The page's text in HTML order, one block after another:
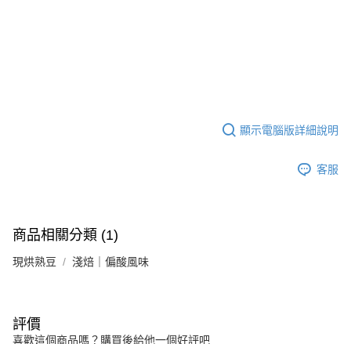
顯示電腦版詳細說明
客服
商品相關分類 (1)
現烘熟豆 淺焙｜偏酸風味
評價
喜歡這個商品嗎？購買後給他一個好評吧